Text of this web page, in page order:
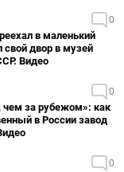
0
в маленький
свой двор в музей
Видео
0
чем за рубежом»: как
в России завод
0